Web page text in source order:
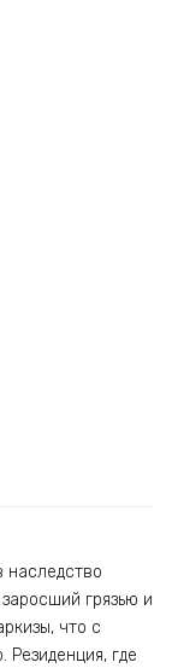
наследство
грязью и
что с
где